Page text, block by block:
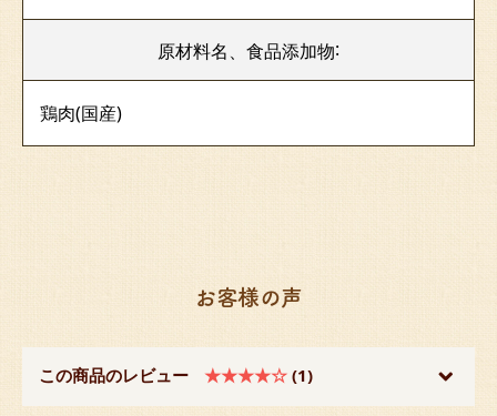
原材料名、 食品添加物:
鶏肉(国産)
お客様の声
この商品のレビュー ★★★★☆ (1)